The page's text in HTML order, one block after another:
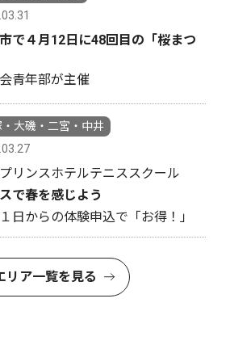
で４月12日に48回目の「桜まつ
青年部が主催
・大磯・二宮・中井
リンスホテルテニススクール
で春を感じよう
日からの体験申込で「お得！」
リア一覧を見る